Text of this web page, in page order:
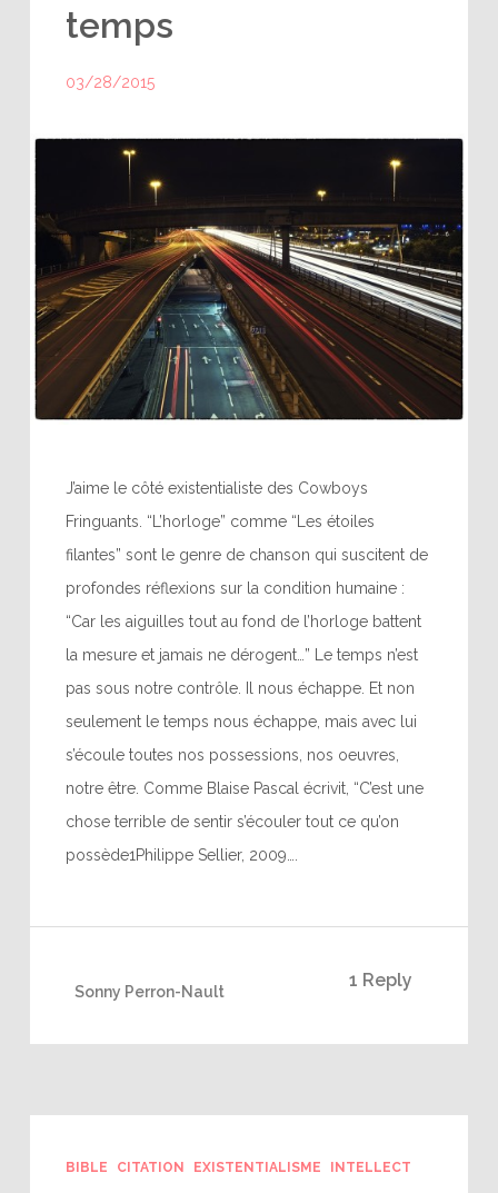
temps
03/28/2015
J’aime le côté existentialiste des Cowboys
Fringuants. “L’horloge” comme “Les étoiles
filantes” sont le genre de chanson qui suscitent de
profondes réflexions sur la condition humaine :
“Car les aiguilles tout au fond de l’horloge battent
la mesure et jamais ne dérogent…” Le temps n’est
pas sous notre contrôle. Il nous échappe. Et non
seulement le temps nous échappe, mais avec lui
s’écoule toutes nos possessions, nos oeuvres,
notre être. Comme Blaise Pascal écrivit, “C’est une
chose terrible de sentir s’écouler tout ce qu’on
possède1Philippe Sellier, 2009….
1 Reply
Sonny Perron-Nault
BIBLE CITATION EXISTENTIALISME INTELLECT